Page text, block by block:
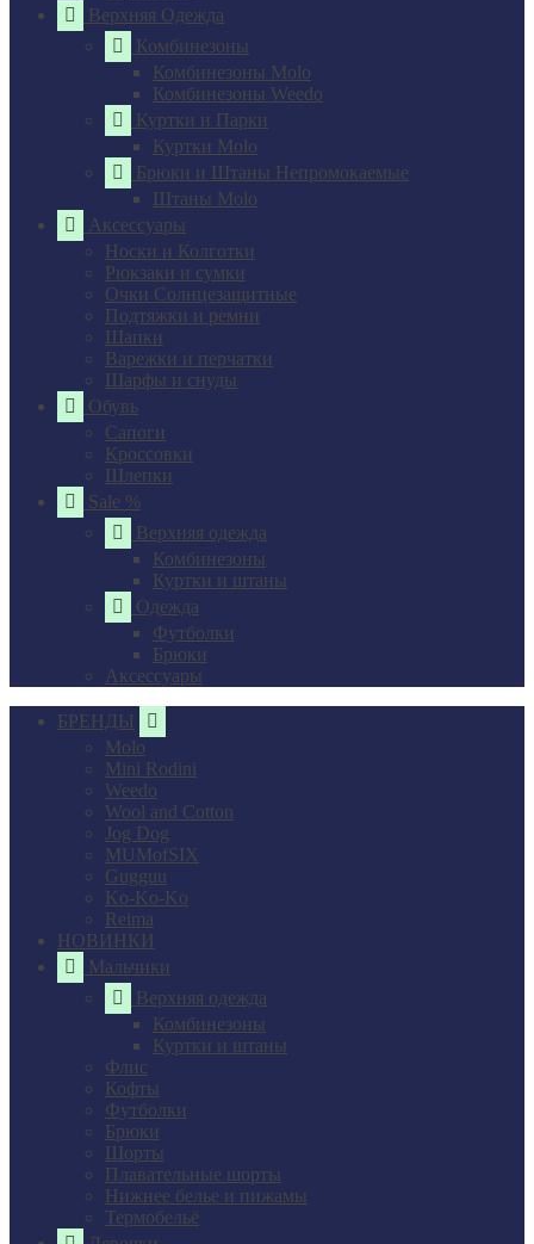
Верхняя Одежда
Комбинезоны
Комбинезоны Molo
Комбинезоны Weedo
Куртки и Парки
Куртки Molo
Брюки и Штаны Непромокаемые
Штаны Molo
Аксессуары
Носки и Колготки
Рюкзаки и сумки
Очки Солнцезащитные
Подтяжки и ремни
Шапки
Варежки и перчатки
Шарфы и снуды
Обувь
Сапоги
Кроссовки
Шлепки
Sale %
Верхняя одежда
Комбинезоны
Куртки и штаны
Одежда
Футболки
Брюки
Аксессуары
БРЕНДЫ
Molo
Mini Rodini
Weedo
Wool and Cotton
Jog Dog
MUMofSIX
Gugguu
Ko-Ko-Ko
Reima
НОВИНКИ
Мальчики
Верхняя одежда
Комбинезоны
Куртки и штаны
Флис
Кофты
Футболки
Брюки
Шорты
Плавательные шорты
Нижнее белье и пижамы
Термобельё